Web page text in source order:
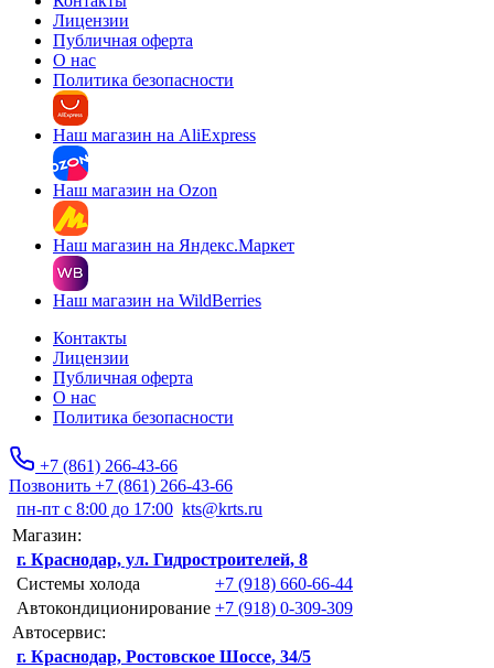
Лицензии
Публичная оферта
О нас
Политика безопасности
Наш магазин на AliExpress
Наш магазин на Ozon
Наш магазин на Яндекс.Маркет
Наш магазин на WildBerries
Контакты
Лицензии
Публичная оферта
О нас
Политика безопасности
+7 (861) 266-43-66
Позвонить +7 (861) 266-43-66
пн-пт с 8:00 до 17:00 kts@krts.ru
Магазин:
г. Краснодар, ул. Гидростроителей, 8
Системы холода
+7 (918) 660-66-44
Автокондиционирование +7 (918) 0-309-309
Автосервис:
г. Краснодар, Ростовское Шоссе, 34/5